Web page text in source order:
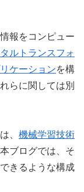
報をコンピュー
ルトランスフォ
ケーションを構
らに関しては別
、 機械学習技術
ブログでは、そ
きるような構成